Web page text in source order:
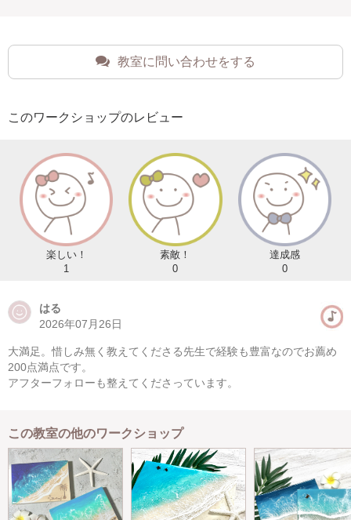
教室に問い合わせをする
このワークショップのレビュー
楽しい！
1
素敵！
0
達成感
0
はる
2026年07月26日
大満足。惜しみ無く教えてくださる先生で経験も豊富なのでお薦め
200点満点です。
アフターフォローも整えてくださっています。
この教室の他のワークショップ